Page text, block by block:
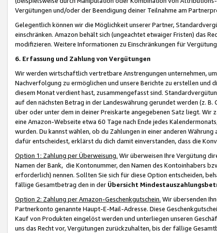
Vergütungen und/oder der Beendigung deiner Teilnahme am
Gelegentlich können wir die Möglichkeit unserer Partner,
einschränken. Amazon behält sich (ungeachtet etwaiger Fristen) das
modifizieren. Weitere Informationen zu Einschränkungen für
6. Erfassung und Zahlung von Vergütungen
Wir werden wirtschaftlich vertretbare Anstrengungen unternehmen,
Nachverfolgung zu ermöglichen und unsere Berichte zu erstellen und
diesem Monat verdient hast, zusammengefasst sind.
auf den nächsten Betrag in der Landeswährung gerundet werden (z.
über oder unter dem in deiner Preiskarte angegebenen Satz liegt.
eine Amazon-Webseite etwa 60 Tage nach Ende jedes
wurden. Du kannst wählen, ob du Zahlungen in einer anderen
dafür entscheidest, erklärst du dich damit einverstanden, dass die
Option 1: Zahlung per Überweisung. Wir überweisen Ihre Vergütung
Namen der Bank, die Kontonummer, den Namen des Kontoinhabers
erforderlich) nennen. Sollten Sie sich für diese Option entscheiden,
fällige Gesamtbetrag den in der Übersicht
Option 2: Zahlung per Amazon-Geschenkgutschein. Wir übersenden
Partnerkonto genannte Haupt-E-Mail-Adresse. Diese
Kauf von Produkten eingelöst werden und unterliegen unseren
uns das Recht vor, Vergütungen zurückzuhalten, bis der fällige